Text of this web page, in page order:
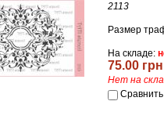
2113
Размер
На складе:
75.00
Нет на
Сравнить